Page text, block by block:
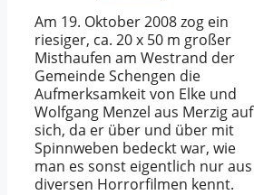
Am 19. Oktober 2008 zog ein
riesiger, ca. 20 x 50 m großer
Misthaufen am Westrand der
Gemeinde Schengen die
Aufmerksamkeit von Elke und
Wolfgang Menzel aus Merzig auf
sich, da er über und über mit
Spinnweben bedeckt war, wie
man es sonst eigentlich nur aus
diversen Horrorfilmen kennt.